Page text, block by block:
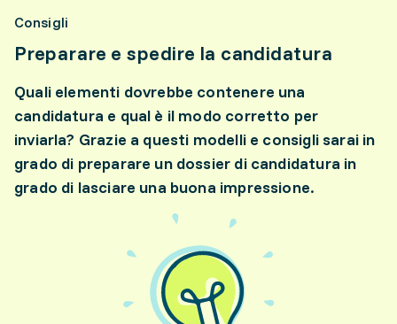
Consigli
Preparare e spedire la candidatura
Quali elementi dovrebbe contenere una
candidatura e qual è il modo corretto per
inviarla? Grazie a questi modelli e consigli sarai in
grado di preparare un dossier di candidatura in
grado di lasciare una buona impressione.